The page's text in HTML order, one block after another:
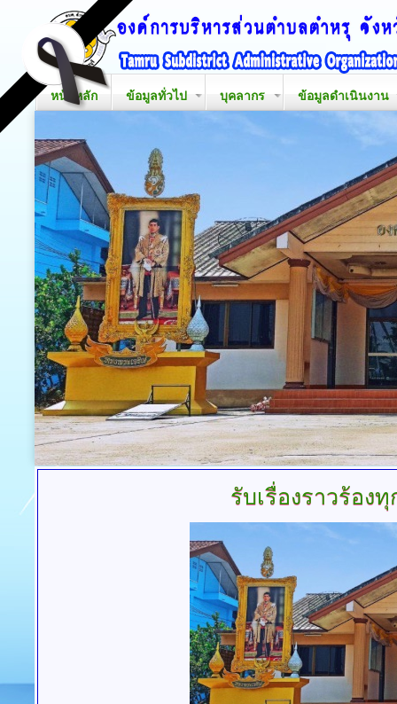
หน้าหลัก ข้อมูลทั่วไป บุคลากร ข้อมูลดำเนินงาน
รับเรื่องราวร้อง